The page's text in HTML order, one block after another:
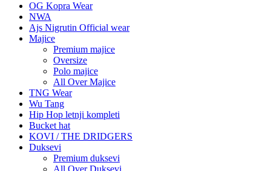
OG Kopra Wear
NWA
Ajs Nigrutin Official wear
Majice
Premium majice
Oversize
Polo majice
All Over Majice
TNG Wear
Wu Tang
Hip Hop letnji kompleti
Bucket hat
KOVI / THE DRIDGERS
Duksevi
Premium duksevi